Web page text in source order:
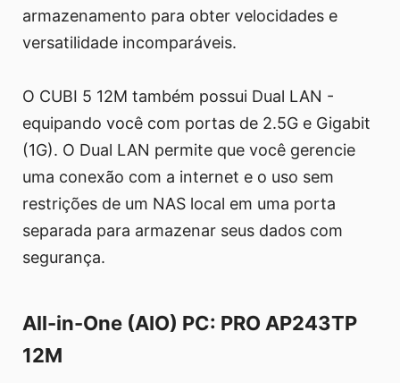
armazenamento para obter velocidades e
versatilidade incomparáveis.
O CUBI 5 12M também possui Dual LAN -
equipando você com portas de 2.5G e Gigabit
(1G). O Dual LAN permite que você gerencie
uma conexão com a internet e o uso sem
restrições de um NAS local em uma porta
separada para armazenar seus dados com
segurança.
All-in-One (AIO) PC: PRO AP243TP
12M